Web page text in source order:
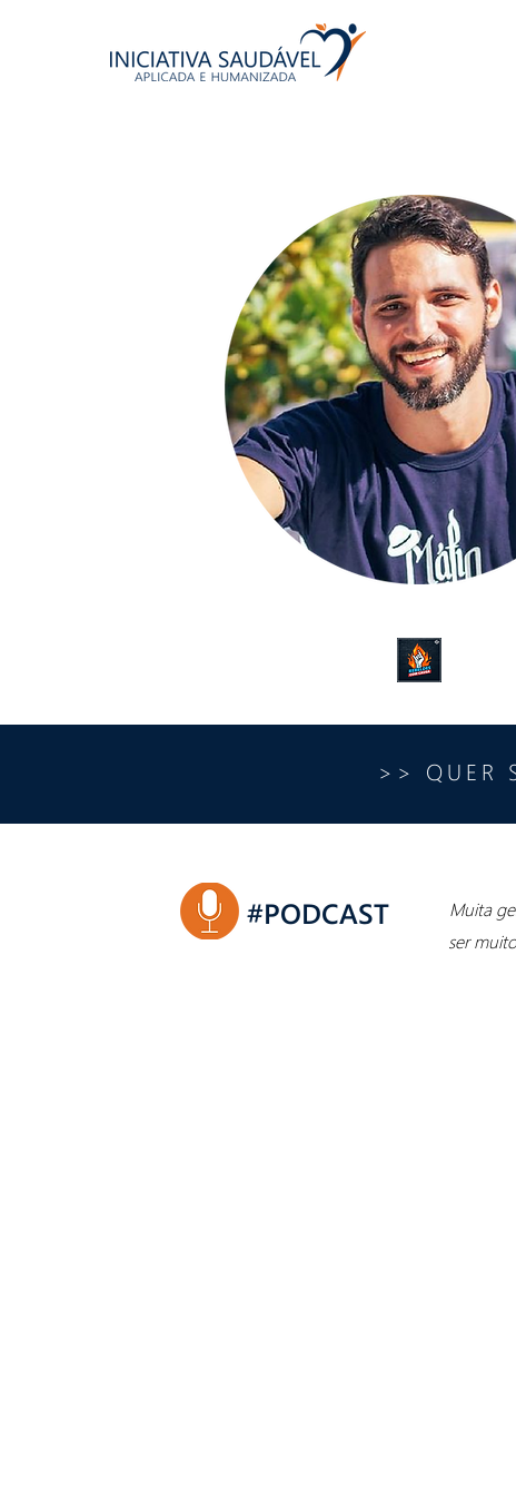
#PODCAST
Muita
ser
>> QUER